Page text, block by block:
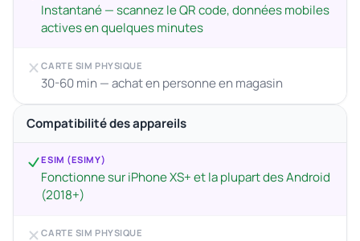
Instantané — scannez le QR code, données mobiles
actives en quelques minutes
CARTE SIM PHYSIQUE
30-60 min — achat en personne en magasin
Compatibilité des appareils
ESIM (ESIMY)
Fonctionne sur iPhone XS+ et la plupart des Android
(2018+)
CARTE SIM PHYSIQUE